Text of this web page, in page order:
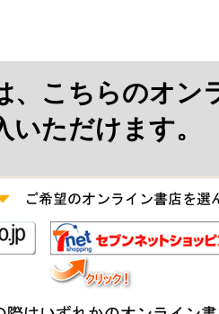
、こちらのオン
いただけます。